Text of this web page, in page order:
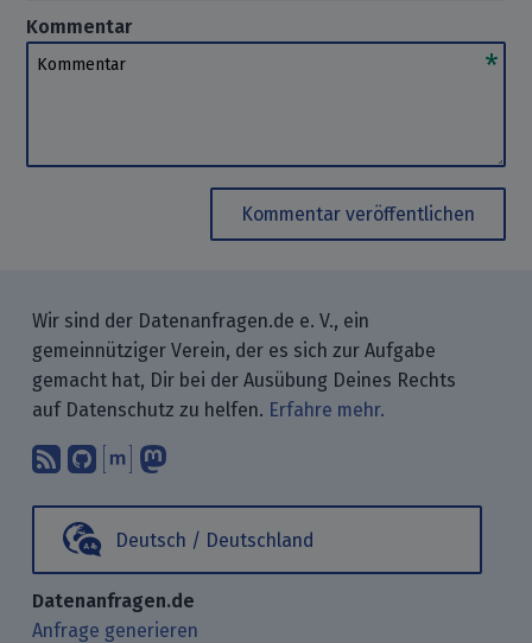
Kommentar
Kommentar
Kommentar veröffentlichen
Wir sind der Datenanfragen.de e. V., ein
gemeinnütziger Verein, der es sich zur Aufgabe
gemacht hat, Dir bei der Ausübung Deines Rechts
auf Datenschutz zu helfen. Erfahre mehr.
Abonniere unsere Blogbeiträge mit
Finde uns bei GitHub.
Unterhalte Dich mit uns über
Deutsch / Deutschland
Datenanfragen.de
Anfrage generieren